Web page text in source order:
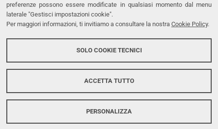
preferenze possono essere modificate in qualsiasi momento dal menu
laterale "Gestisci impostazioni cookie".
Per maggiori informazioni, ti invitiamo a consultare la nostra Cookie Policy.
SOLO COOKIE TECNICI
ACCETTA TUTTO
PERSONALIZZA
LINKS
Dichiarazione di accessibilità
Protezione dati personali